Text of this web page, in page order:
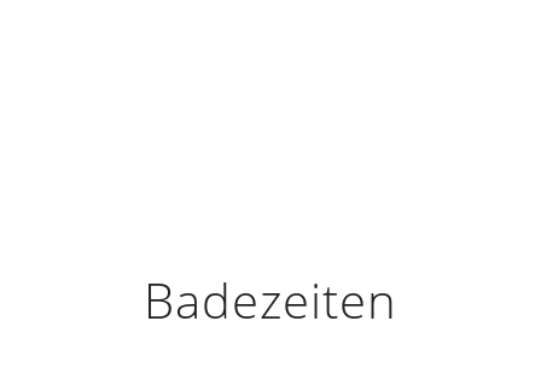
Badezeiten